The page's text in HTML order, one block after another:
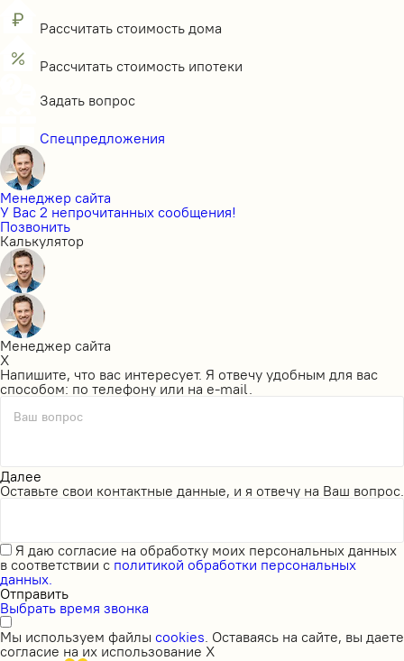
Рассчитать стоимость дома
Рассчитать стоимость ипотеки
Задать вопрос
Спецпредложения
Менеджер сайта
У Вас 2 непрочитанных сообщения!
Позвонить
Калькулятор
Менеджер сайта
X
Напишите, что вас интересует. Я отвечу удобным для вас
способом: по телефону или на e-mail.
Ваш вопрос
Далее
Оставьте свои контактные данные, и я отвечу на Ваш вопрос.
Я даю согласие на обработку моих персональных данных
в соответствии с политикой обработки персональных
данных.
Отправить
Выбрать время звонка
Мы используем файлы cookies . Оставаясь на сайте, вы даете
согласие на их использование X